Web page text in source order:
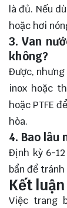
là đủ. Nếu
hoặc hơi
3. Van
không?
Được, nhưng
inox hoặc
hoặc PTFE
hòa.
4. Bao lâu
Định kỳ 6-
bẩn để
Kết luận
Việc trang